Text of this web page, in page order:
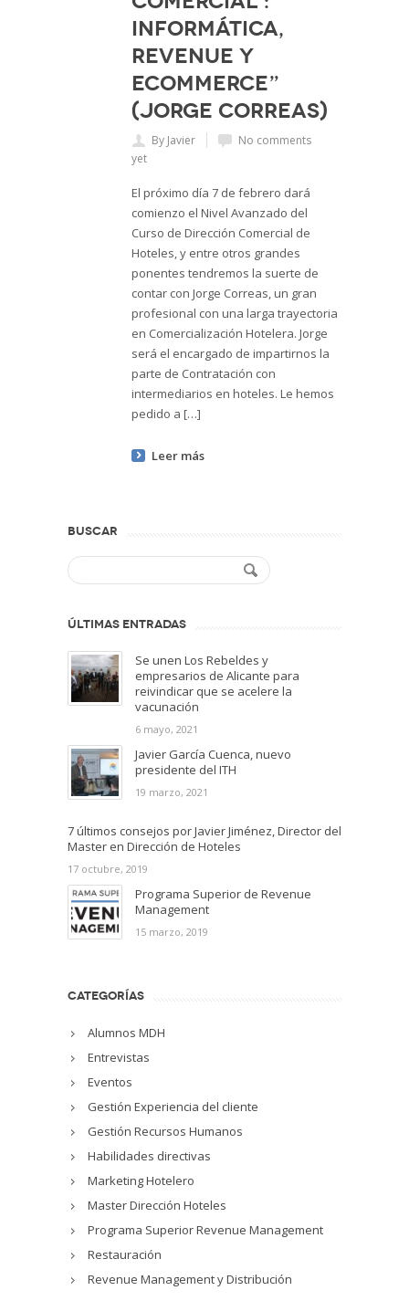
informática,
Revenue y
ecommerce”
(Jorge Correas)
By Javier
No comments
yet
El próximo día 7 de febrero dará
comienzo el Nivel Avanzado del
Curso de Dirección Comercial de
Hoteles, y entre otros grandes
ponentes tendremos la suerte de
contar con Jorge Correas, un gran
profesional con una larga trayectoria
en Comercialización Hotelera. Jorge
será el encargado de impartirnos la
parte de Contratación con
intermediarios en hoteles. Le hemos
pedido a […]
Leer más
BUSCAR
ÚLTIMAS ENTRADAS
Se unen Los Rebeldes y
empresarios de Alicante para
reivindicar que se acelere la
vacunación
6 mayo, 2021
Javier García Cuenca, nuevo
presidente del ITH
19 marzo, 2021
7 últimos consejos por Javier Jiménez, Director del
Master en Dirección de Hoteles
17 octubre, 2019
Programa Superior de Revenue
Management
15 marzo, 2019
CATEGORÍAS
Alumnos MDH
Entrevistas
Eventos
Gestión Experiencia del cliente
Gestión Recursos Humanos
Habilidades directivas
Marketing Hotelero
Master Dirección Hoteles
Programa Superior Revenue Management
Restauración
Revenue Management y Distribución